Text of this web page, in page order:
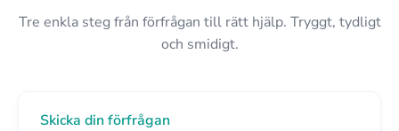
Tre enkla steg från förfrågan till rätt hjälp. Tryggt, tydligt
och smidigt.
Skicka din förfrågan